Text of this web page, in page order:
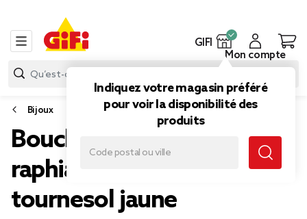
GIFI
Indiquez votre magasin préféré
pour voir la disponibilité des
produits
Mon compte
Bijoux
Boucles d'oreilles boutons
raphia fleurs pendantes
tournesol jaune